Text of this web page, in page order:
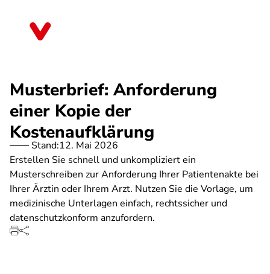
Musterbrief: Anforderung
einer Kopie der
Kostenaufklärung
Stand:12. Mai 2026
Erstellen Sie schnell und unkompliziert ein
Musterschreiben zur Anforderung Ihrer Patientenakte bei
Ihrer Ärztin oder Ihrem Arzt. Nutzen Sie die Vorlage, um
medizinische Unterlagen einfach, rechtssicher und
datenschutzkonform anzufordern.